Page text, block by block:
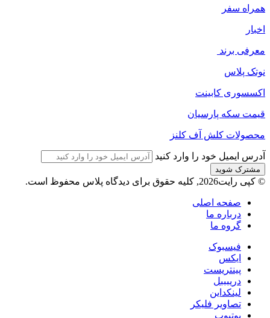
همراه سفر
اخبار
معرفی برند
نوتک پلاس
اکسسوری کابینت
قیمت سکه پارسیان
محصولات کلش آف کلنز
آدرس ایمیل خود را وارد کنید
© کپی رایت2026, کلیه حقوق برای دیدگاه پلاس محفوظ است.
صفحه اصلی
درباره ما
گروه ما
فیسبوک
ایکس
پینتریست
دریبببل
لینکداین
تصاویر فلیکر
یوتیوب